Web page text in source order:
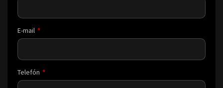
E-mail
Telefón